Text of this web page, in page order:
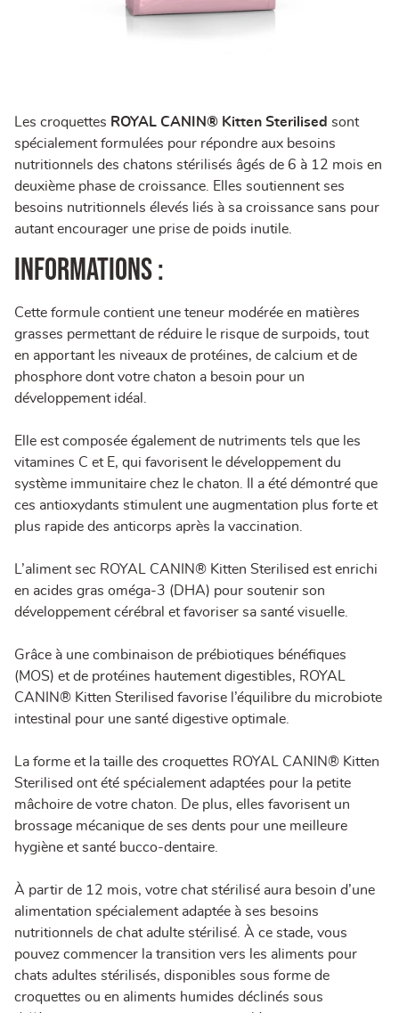
Les croquettes ROYAL CANIN® Kitten Sterilised sont
spécialement formulées pour répondre aux besoins
nutritionnels des chatons stérilisés âgés de 6 à 12 mois en
deuxième phase de croissance. Elles soutiennent ses
besoins nutritionnels élevés liés à sa croissance sans pour
autant encourager une prise de poids inutile.
Informations :
Cette formule contient une teneur modérée en matières
grasses permettant de réduire le risque de surpoids, tout
en apportant les niveaux de protéines, de calcium et de
phosphore dont votre chaton a besoin pour un
développement idéal.
Elle est composée également de nutriments tels que les
vitamines C et E, qui favorisent le développement du
système immunitaire chez le chaton. Il a été démontré que
ces antioxydants stimulent une augmentation plus forte et
plus rapide des anticorps après la vaccination.
L’aliment sec ROYAL CANIN® Kitten Sterilised est enrichi
en acides gras oméga-3 (DHA) pour soutenir son
développement cérébral et favoriser sa santé visuelle.
Grâce à une combinaison de prébiotiques bénéfiques
(MOS) et de protéines hautement digestibles, ROYAL
CANIN® Kitten Sterilised favorise l’équilibre du microbiote
intestinal pour une santé digestive optimale.
La forme et la taille des croquettes ROYAL CANIN® Kitten
Sterilised ont été spécialement adaptées pour la petite
mâchoire de votre chaton. De plus, elles favorisent un
brossage mécanique de ses dents pour une meilleure
hygiène et santé bucco-dentaire.
À partir de 12 mois, votre chat stérilisé aura besoin d’une
alimentation spécialement adaptée à ses besoins
nutritionnels de chat adulte stérilisé. À ce stade, vous
pouvez commencer la transition vers les aliments pour
chats adultes stérilisés, disponibles sous forme de
croquettes ou en aliments humides déclinés sous